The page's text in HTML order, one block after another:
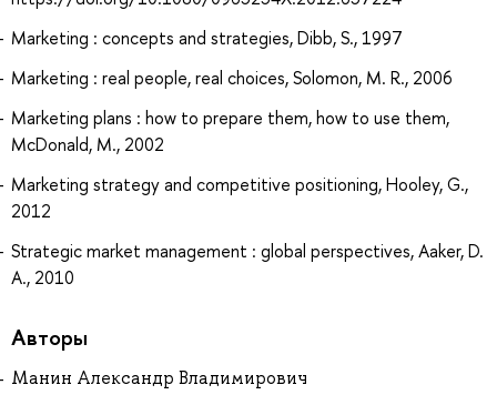
Marketing : concepts and strategies, Dibb, S., 1997
Marketing : real people, real choices, Solomon, M. R., 2006
Marketing plans : how to prepare them, how to use them,
McDonald, M., 2002
Marketing strategy and competitive positioning, Hooley, G.,
2012
Strategic market management : global perspectives, Aaker, D.
A., 2010
Авторы
Манин Александр Владимирович